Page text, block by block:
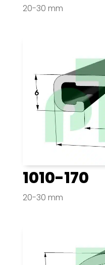
20-30 mm
1010-170
20-30 mm